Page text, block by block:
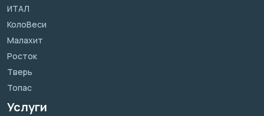
ИТАЛ
КолоВеси
Малахит
Росток
Тверь
Топас
Услуги